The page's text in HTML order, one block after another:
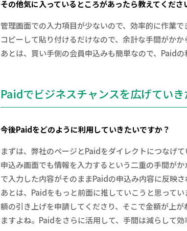
その他気に入っているところがあったら教えてくださ
管理画面での入力項目が少ないので、効率的に作業
コピーして貼り付けるだけなので、余計な手間がかか
あとは、買い手側の会員申込みも簡単なので、Paid
Paidでビジネスチャンスを広げていき
今後Paidをどのように利用していきたいですか？
まずは、弊社のページとPaidをダイレクトにつなげ
申込み画面でも情報を入力するという二重の手間が
で入力した内容がそのままPaidの申込み内容に反映さ
あとは、Paidをもっと前面に推していこうと思って
額の引き上げを申請してくださり、そこで金額が上
ますよね。Paidをさらに活用して、手間は減らして